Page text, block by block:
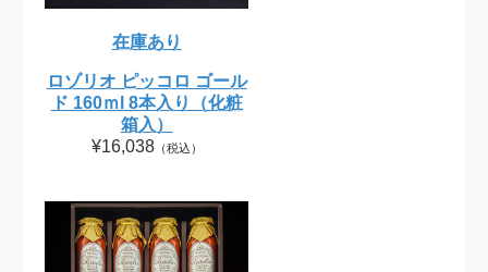
在庫あり
ロゾリオ ピッコロ ゴール
ド 160ｍl 8本入り（化粧
箱入）
¥16,038（税込）